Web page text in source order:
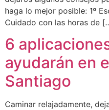
haga lo mejor posible: 1º
Cuidado con las horas de
6
ayudarán en
Santiago
Caminar relajadamente,